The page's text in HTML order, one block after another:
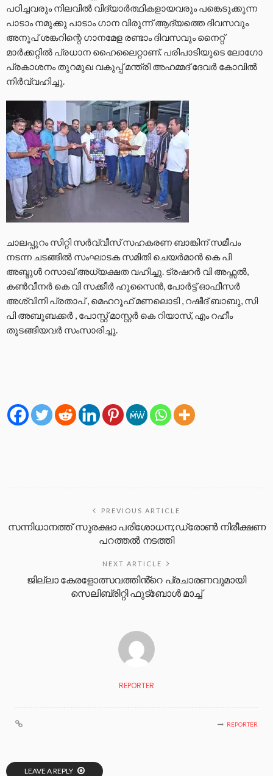
പഠിച്ചവരും നിലവിൽ വിദ്യാർത്ഥികളായവരും പങ്കെടുക്കുന്ന
പാടാം നമുക്കു പാടാം ഗാന വിരുന്ന് ആദ്യത്തെ ദിവസവും
അനൂപ് ശങ്കറിന്റെ ഗാനമേള രണ്ടാം ദിവസവും നൈറ്റ്
മാർക്കറ്റിൽ പ്രധാന ഹൈലൈറ്റാണ്. പരിപാടിയുടെ ലോഗോ
പ്രകാശനം തുറമുഖ വകുപ്പ് മന്ത്രി അഹമ്മദ് ദേവർ കോവിൽ
നിർവ്വഹിച്ചു.
ചാലപ്പുറം സിറ്റി സർവ്വീസ് സഹകരണ ബാങ്കിന് സമീപം
നടന്ന ചടങ്ങിൽ സംഘാടക സമിതി ചെയർമാൻ കെ പി
അബ്ദുൾ റസാഖ് അധ്യക്ഷത വഹിച്ചു. ട്രഷറർ വി അഫ്സൽ,
കൺവീനർ കെ വി സക്കീർ ഹുസൈൻ, പോർട്ട് ഓഫീസർ
അശ്വിനി പ്രതാപ് , മെഹറൂഫ് മണലൊടി , റഷീദ് ബാബു, സി
പി അബൂബക്കർ , പോസ്റ്റ് മാസ്റ്റർ കെ റിയാസ്, എം റഹീം
തുടങ്ങിയവർ സംസാരിച്ചു.
PREVIOUS ARTICLE
സന്നിധാനത്ത് സുരക്ഷാ പരിശോധന;ഡ്രോൺ നിരീക്ഷണ
പറത്തൽ നടത്തി
NEXT ARTICLE
ജില്ലാ കേരളോത്സവത്തിൻ്റെ പ്രചാരണവുമായി
സെലിബ്രിറ്റി ഫുട്ബോൾ മാച്ച്
REPORTER
REPORTER
LEAVE A REPLY